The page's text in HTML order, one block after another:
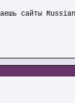
сайты